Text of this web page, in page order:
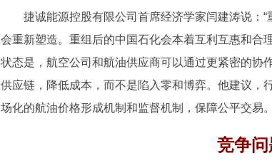
捷诚能源控股有限公司首席经济学家闫建涛说：“
会重新塑造。重组后的中国石化会本着互利互惠和合
状态是，航空公司和航油供应商可以通过更紧密的协
供应链，降低成本，而不是陷入零和博弈。他建议，
场化的航油价格形成机制和监督机制，保障公平交易。
竞争问